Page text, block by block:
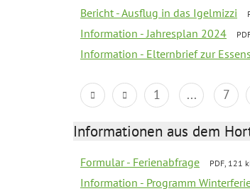
Bericht - Ausflug in das Igelmizzi
Information - Jahresplan 2024
Information - Elternbrief zur
1 ... 7
Informationen aus dem
Formular - Ferienabfrage PDF, 121
Information - Programm